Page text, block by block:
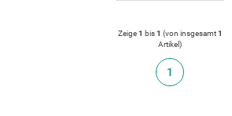
Zeige1 bis1 (von insgesamt1
Artikel)
1